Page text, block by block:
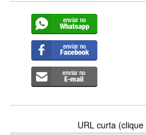
URL curta